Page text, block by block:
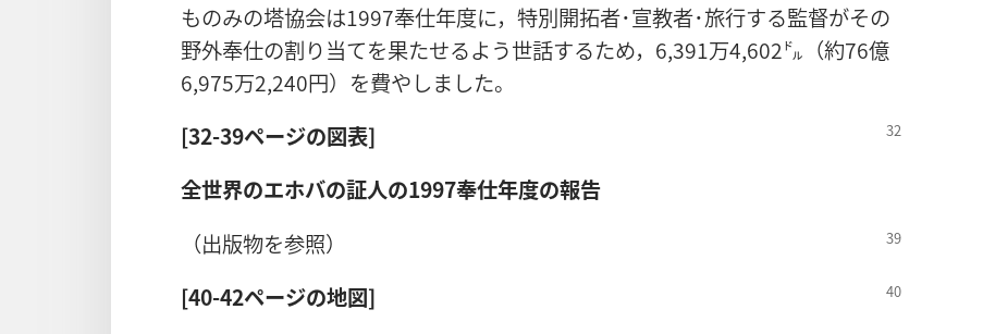
ものみの塔協会は1997奉仕年度に，特別開拓者･宣教者･旅行する監督がその
野外奉仕の割り当てを果たせるよう世話するため，6,391万4,602㌦（約76億
6,975万2,240円）を費やしました。
[32-39ページの図表]
全世界のエホバの証人の1997奉仕年度の報告
（出版物を参照）
[40-42ページの地図]